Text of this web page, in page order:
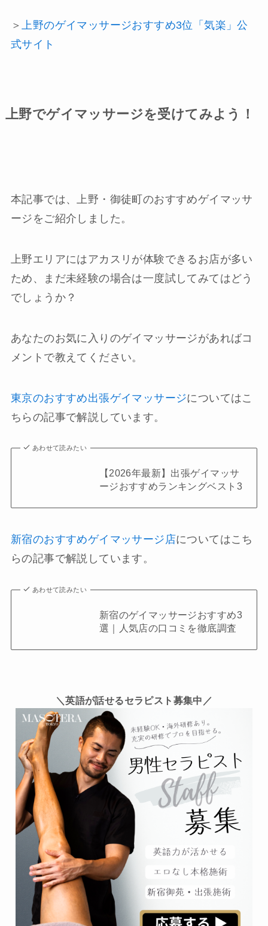
＞上野のゲイマッサージおすすめ3位「気楽」公
式サイト
上野でゲイマッサージを受けてみよう！
本記事では、上野・御徒町のおすすめゲイマッサ
ージをご紹介しました。
上野エリアにはアカスリが体験できるお店が多い
ため、まだ未経験の場合は一度試してみてはどう
でしょうか？
あなたのお気に入りのゲイマッサージがあればコ
メントで教えてください。
東京のおすすめ出張ゲイマッサージについてはこ
ちらの記事で解説しています。
あわせて読みたい
【2026年最新】出張ゲイマッサ
ージおすすめランキングベスト3
新宿のおすすめゲイマッサージ店についてはこち
らの記事で解説しています。
あわせて読みたい
新宿のゲイマッサージおすすめ3
選｜人気店の口コミを徹底調査
＼英語が話せるセラピスト募集中／